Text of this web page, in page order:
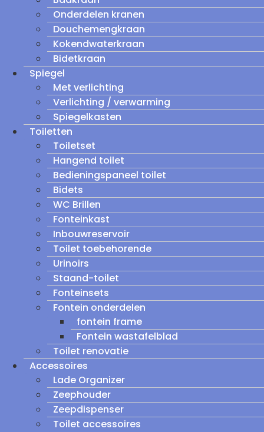
Onderdelen kranen
Douchemengkraan
Kokendwaterkraan
Bidetkraan
Spiegel
Met verlichting
Verlichting / verwarming
Spiegelkasten
Toiletten
Toiletset
Hangend toilet
Bedieningspaneel toilet
Bidets
WC Brillen
Fonteinkast
Inbouwreservoir
Toilet toebehorende
Urinoirs
Staand-toilet
Fonteinsets
Fontein onderdelen
fontein frame
Fontein wastafelblad
Toilet renovatie
Accessoires
Lade Organizer
Zeephouder
Zeepdispenser
Toilet accessoires